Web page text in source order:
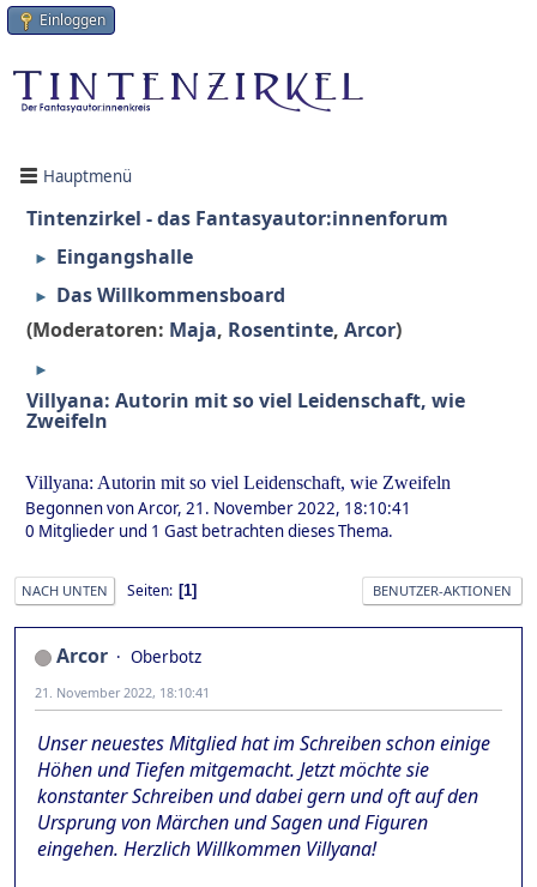
Einloggen
Hauptmenü
Tintenzirkel - das Fantasyautor:innenforum
► Eingangshalle
►
Das Willkommensboard
(Moderatoren: Maja, Rosentinte, Arcor)
►
Villyana: Autorin mit so viel Leidenschaft, wie
Zweifeln
Villyana: Autorin mit so viel Leidenschaft, wie Zweifeln
Begonnen von Arcor, 21. November 2022, 18:10:41
0 Mitglieder und 1 Gast betrachten dieses Thema.
NACH UNTEN Seiten 1 BENUTZER-AKTIONEN
Arcor Oberbotz
21. November 2022, 18:10:41
Unser neuestes Mitglied hat im Schreiben schon einige
Höhen und Tiefen mitgemacht. Jetzt möchte sie
konstanter Schreiben und dabei gern und oft auf den
Ursprung von Märchen und Sagen und Figuren
eingehen. Herzlich Willkommen Villyana!